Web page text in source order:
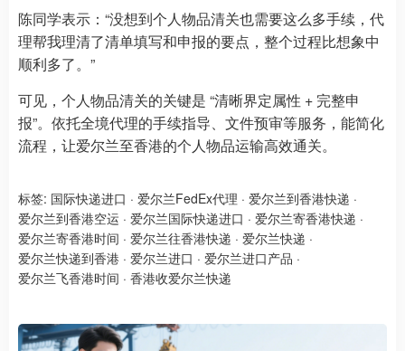
陈同学表示：“没想到个人物品清关也需要这么多手续，代
理帮我理清了清单填写和申报的要点，整个过程比想象中
顺利多了。”
可见，个人物品清关的关键是 “清晰界定属性 + 完整申
报”。依托全境代理的手续指导、文件预审等服务，能简化
流程，让爱尔兰至香港的个人物品运输高效通关。
标签: 国际快递进口 · 爱尔兰FedEx代理 · 爱尔兰到香港快递 ·
爱尔兰到香港空运 · 爱尔兰国际快递进口 · 爱尔兰寄香港快递 ·
爱尔兰寄香港时间 · 爱尔兰往香港快递 · 爱尔兰快递 ·
爱尔兰快递到香港 · 爱尔兰进口 · 爱尔兰进口产品 ·
爱尔兰飞香港时间 · 香港收爱尔兰快递